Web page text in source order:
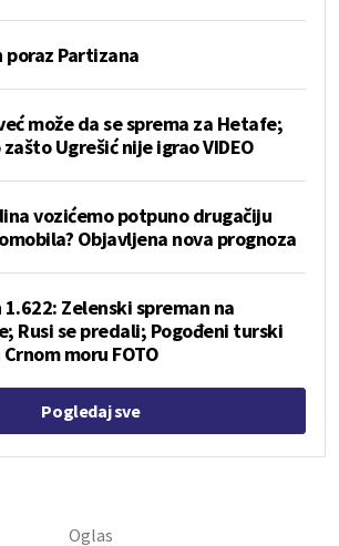
poraz Partizana
može da se sprema za Hetafe;
Ugrešić nije igrao VIDEO
vozićemo potpuno drugačiju
Objavljena nova prognoza
1.622: Zelenski spreman na
Rusi se predali; Pogođeni turski
moru FOTO
Pogledaj sve